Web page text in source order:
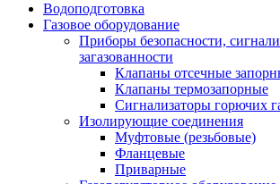
Водоподготовка
Газовое оборудование
Приборы безопасности,
загазованности
Клапаны отсечные
Клапаны термозапорные
Сигнализаторы горючих
Изолирующие соединения
Муфтовые (резьбовые)
Фланцевые
Приварные